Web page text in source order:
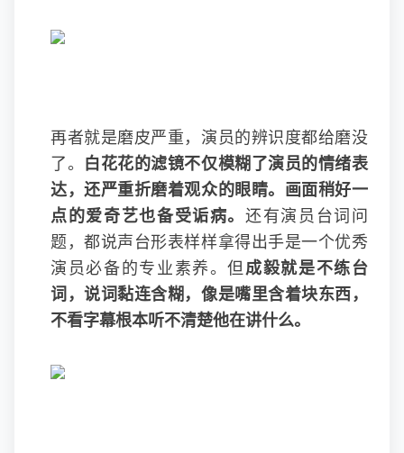
再者就是磨皮严重，演员的辨识度都给磨没
了。
白花花的滤镜不仅模糊了演员的情绪表
达，还严重折磨着观众的眼睛。画面稍好一
点的爱奇艺也备受诟病。还有演员台词问
题，都说声台形表样样拿得出手是一个优秀
演员必备的专业素养。但 成毅就是不练台
词，说词黏连含糊，像是嘴里含着块东西，
不看字幕根本听不清楚他在讲什么。